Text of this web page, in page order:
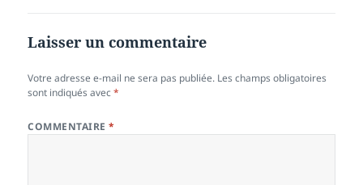
Laisser un commentaire
Votre adresse e-mail ne sera pas publiée. Les champs obligatoires
sont indiqués avec*
COMMENTAIRE*